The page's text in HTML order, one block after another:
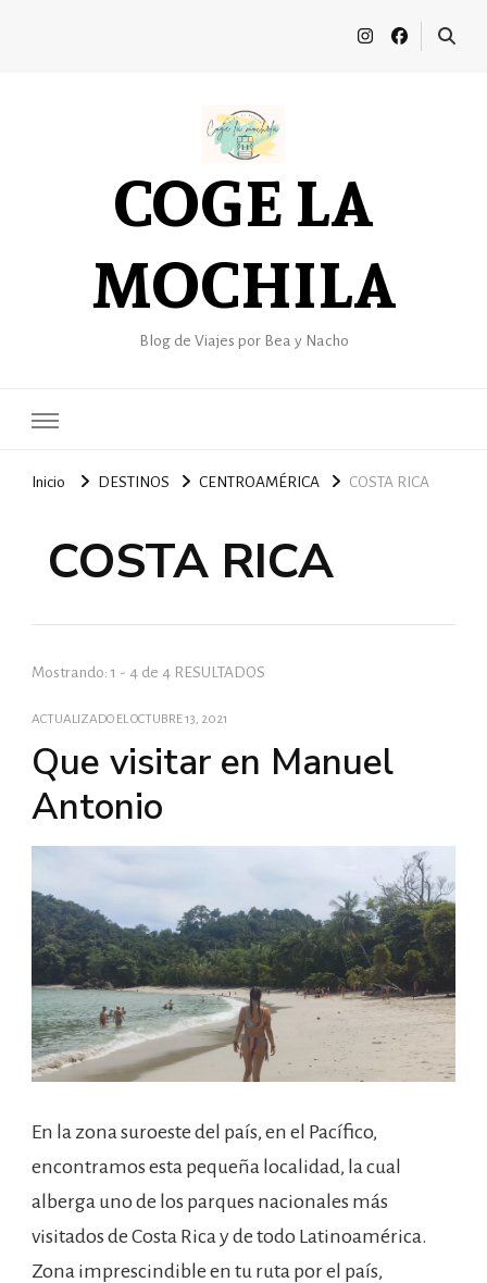
COGE LA
MOCHILA
Blog de Viajes por Bea y Nacho
Inicio DESTINOS CENTROAMÉRICA COSTA RICA
COSTA RICA
Mostrando: 1 - 4 de 4 RESULTADOS
ACTUALIZADO ELOCTUBRE 13, 2021
Que visitar en Manuel
Antonio
En la zona suroeste del país, en el Pacífico,
encontramos esta pequeña localidad, la cual
alberga uno de los parques nacionales más
visitados de Costa Rica y de todo Latinoamérica.
Zona imprescindible en tu ruta por el país,